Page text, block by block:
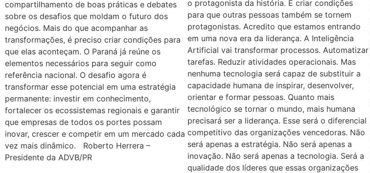
compartilhamento de boas práticas e debates
sobre os desafios que moldam o futuro dos
negócios. Mais do que acompanhar as
transformações, é preciso criar condições para
que elas aconteçam. O Paraná já reúne os
elementos necessários para seguir como
referência nacional. O desafio agora é
transformar esse potencial em uma estratégia
permanente: investir em conhecimento,
fortalecer os ecossistemas regionais e garantir
que empresas de todos os portes possam
inovar, crescer e competir em um mercado cada
vez mais dinâmico. Roberto Herrera –
Presidente da ADVB/PR
o protagonista da história. É criar condições
para que outras pessoas também se tornem
protagonistas. Acredito que estamos entrando
em uma nova era da liderança. A Inteligência
Artificial vai transformar processos. Automatizar
tarefas. Reduzir atividades operacionais. Mas
nenhuma tecnologia será capaz de substituir a
capacidade humana de inspirar, desenvolver,
orientar e formar pessoas. Quanto mais
tecnológico se tornar o mundo, mais humana
precisará ser a liderança. Esse será o diferencial
competitivo das organizações vencedoras. Não
será apenas a estratégia. Não será apenas a
inovação. Não será apenas a tecnologia. Será a
qualidade dos líderes que essas organizações